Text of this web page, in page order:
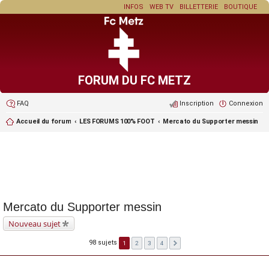
BOUTIQUE
BILLETTERIE
WEB TV
INFOS
FORUM DU FC METZ
FAQ Connexion
Inscription
Accueil du forum LES FORUMS 100% FOOT Mercato du Supporter messin
Mercato du Supporter messin
Nouveau sujet
98 sujets 1 2 3 4